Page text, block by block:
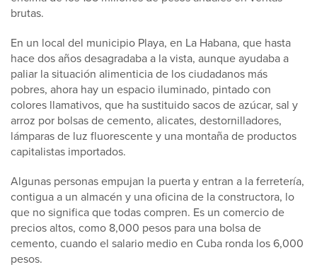
brutas.
En un local del municipio Playa, en La Habana, que hasta
hace dos años desagradaba a la vista, aunque ayudaba a
paliar la situación alimenticia de los ciudadanos más
pobres, ahora hay un espacio iluminado, pintado con
colores llamativos, que ha sustituido sacos de azúcar, sal y
arroz por bolsas de cemento, alicates, destornilladores,
lámparas de luz fluorescente y una montaña de productos
capitalistas importados.
Algunas personas empujan la puerta y entran a la ferretería,
contigua a un almacén y una oficina de la constructora, lo
que no significa que todas compren. Es un comercio de
precios altos, como 8,000 pesos para una bolsa de
cemento, cuando el salario medio en Cuba ronda los 6,000
pesos.